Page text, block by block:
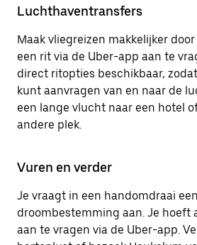
Luchthaventransfers
Maak vliegreizen makkelijker
een rit via de Uber-app aan te
direct ritopties beschikbaar,
kunt aanvragen van en naar de
een lange vlucht naar een hotel
andere plek.
Vuren en verder
Je vraagt in een handomdraai
droombestemming aan. Je hoeft
aan te vragen via de Uber-app.